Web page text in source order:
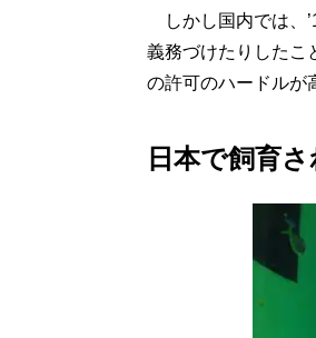
しかし国内では、
義務づけたりしたこ
の許可のハードルが
日本で飼育